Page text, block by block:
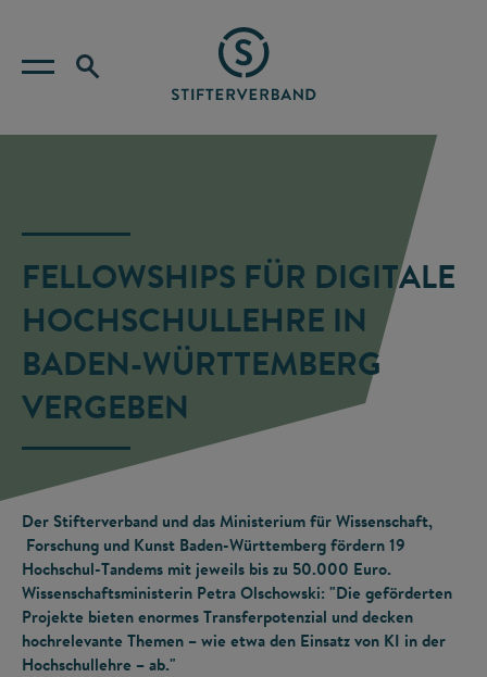
FELLOWSHIPS FÜR DIGITALE
HOCHSCHULLEHRE IN
BADEN-WÜRTTEMBERG
VERGEBEN
Der Stifterverband und das Ministerium für Wissenschaft,
Forschung und Kunst Baden-Württemberg fördern 19
Hochschul-Tandems mit jeweils bis zu 50.000 Euro.
Wissenschaftsministerin Petra Olschowski: "Die geförderten
Projekte bieten enormes Transferpotenzial und decken
hochrelevante Themen – wie etwa den Einsatz von KI in der
Hochschullehre – ab."